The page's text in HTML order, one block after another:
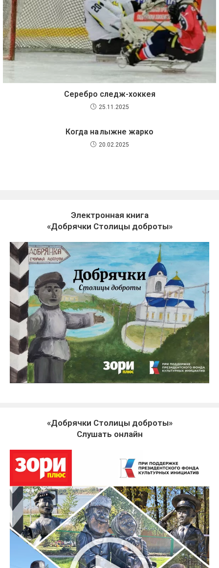
Серебро следж-хоккея
25.11.2025
Когда на лыжне жарко
20.02.2025
Электронная книга
«Добрячки Столицы доброты»
«Добрячки Столицы доброты»
Слушать онлайн